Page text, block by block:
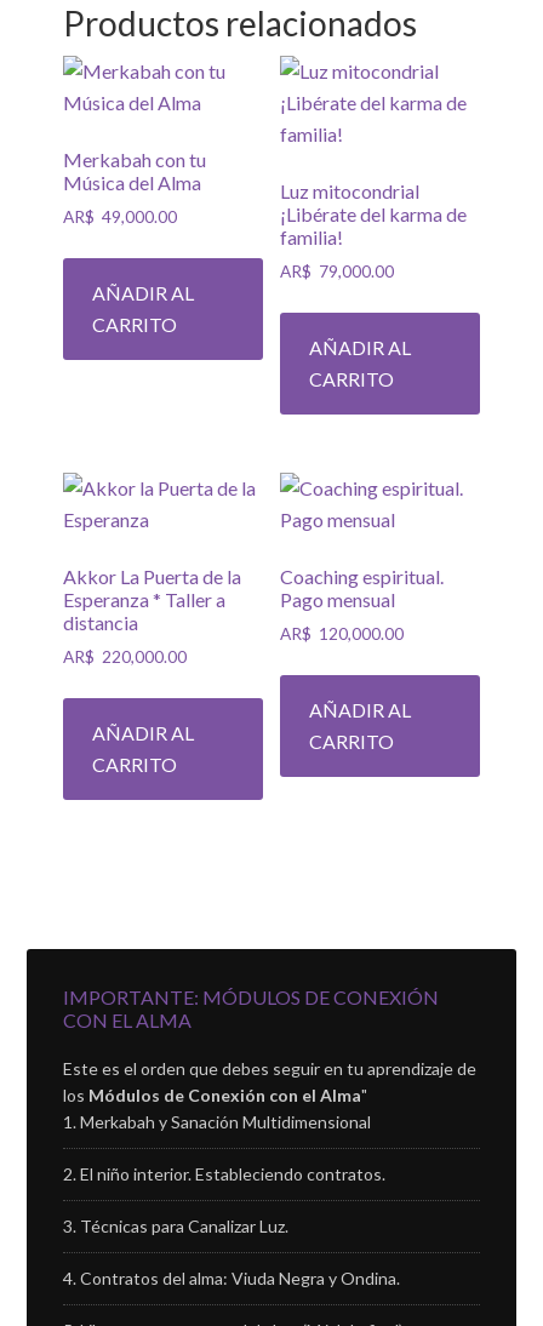
Productos relacionados
Merkabah con tu
Música del Alma
AR$ 49,000.00
AÑADIR AL
CARRITO
Luz mitocondrial
¡Libérate del karma de
familia!
AR$ 79,000.00
AÑADIR AL
CARRITO
Akkor La Puerta de la
Esperanza * Taller a
distancia
AR$ 220,000.00
AÑADIR AL
CARRITO
Coaching espiritual.
Pago mensual
AR$ 120,000.00
AÑADIR AL
CARRITO
IMPORTANTE: MÓDULOS DE CONEXIÓN
CON EL ALMA
Este es el orden que debes seguir en tu aprendizaje de
los Módulos de Conexión con el Alma"
Merkabah y Sanación Multidimensional
El niño interior. Estableciendo contratos.
Técnicas para Canalizar Luz.
Contratos del alma: Viuda Negra y Ondina.